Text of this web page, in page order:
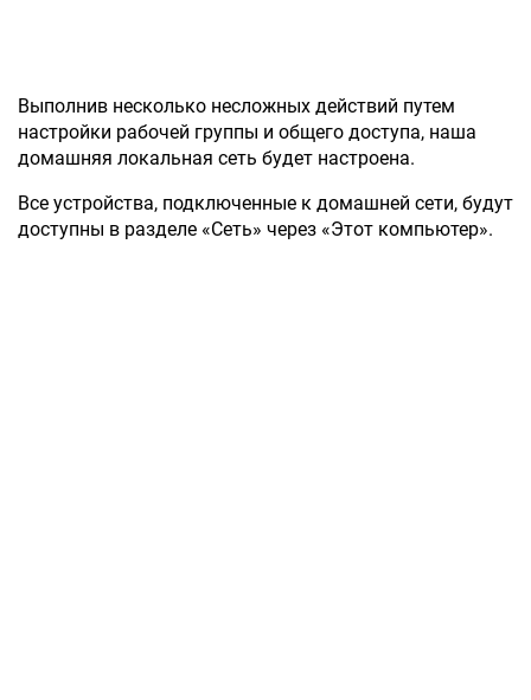
Выполнив несколько несложных действий путем
настройки рабочей группы и общего доступа, наша
домашняя локальная сеть будет настроена.
Все устройства, подключенные к домашней сети, будут
доступны в разделе «Сеть» через «Этот компьютер».